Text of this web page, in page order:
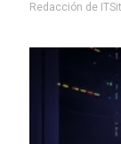
Redacción de